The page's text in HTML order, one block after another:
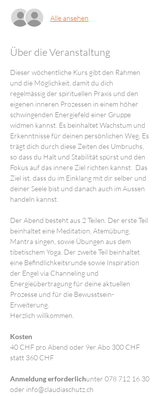
Alle ansehen
Über die Veranstaltung
Dieser wöchentliche Kurs gibt den Rahmen
und die Möglichkeit, damit du dich
regelmässig der spirituellen Praxis und den
eigenen inneren Prozessen in einem höher
schwingenden Energiefeld einer Gruppe
widmen kannst. Es beinhaltet Wachstum und
Erkenntnisse für deinen persönlichen Weg. Es
trägt dich durch diese Zeiten des Umbruchs,
so dass du Halt und Stabilität spürst und den
Fokus auf das innere Ziel richten kannst.  Das
Ziel ist, dass du im Einklang mit dir selber und
deiner Seele bist und danach auch im Aussen
handeln kannst.
Der Abend besteht aus 2 Teilen. Der erste Teil
beinhaltet eine Meditation, Atemübung,
Mantra singen, sowie Übungen aus dem
tibetischem Yoga. Der zweite Teil beinhaltet
eine Befindlichkeitsrunde sowie Inspiration
der Engel via Channeling und
Energieübertragung für deine aktuellen
Prozesse und für die Bewusstsein-
Erweiterung.
Herzlich willkommen.
Kosten
40 CHF pro Abend oder 9er Abo 300 CHF
statt 360 CHF
Anmeldung erforderlichunter 078 712 16 30
oder info@claudiaschutz.ch